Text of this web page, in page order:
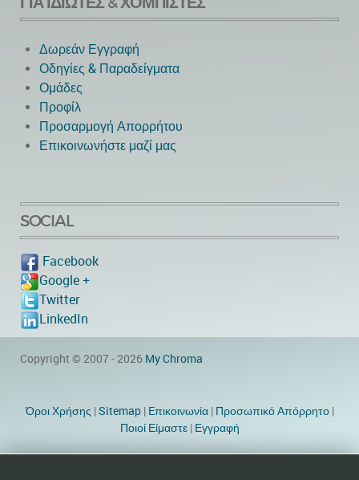
Δωρεάν Εγγραφή
Οδηγίες & Παραδείγματα
Ομάδες
Προφίλ
Προσαρμογή Απορρήτου
Επικοινωνήστε μαζί μας
SOCIAL
Facebook
Google +
Twitter
LinkedIn
Copyright © 2007 - 2026 My Chroma
Όροι Χρήσης |Sitemap| Eπικοινωνία| Προσωπικό Απόρρητο|
Ποιοί Είμαστε| Εγγραφή